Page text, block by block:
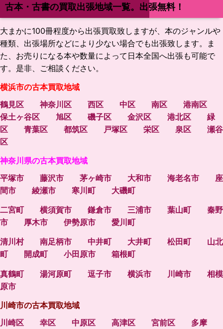
古本・古書の買取出張地域一覧。出張無料！
大まかに100冊程度から出張買取致しますが、本のジャンルや
種類、出張場所などにより少ない場合でも出張致します。ま
た、お売りになる本や数量によって 日本全国へ出張も可能で
す。 是非、ご相談ください。
横浜市の古本買取地域
鶴見区
神奈川区 西区 中区 南区
港南区
保土ヶ谷区
旭区 磯子区 金沢区 港北区
緑
区
青葉区 都筑区 戸塚区 栄区 泉区
瀬谷
区
神奈川県の古本買取地域
平塚市
藤沢市 茅ヶ崎市 大和市 海老名市
座
間市
綾瀬市 寒川町
大磯町
二宮町
横須賀市 鎌倉市 三浦市 葉山町
秦野
市
厚木市 伊勢原市
愛川町
清川村
南足柄市 中井町 大井町 松田町
山北
町
開成町 小田原市
箱根町
真鶴町
湯河原町 逗子市 横浜市 川崎市
相模
原市
川崎市の古本買取地域
川崎区
幸区 中原区 高津区 宮前区
多摩